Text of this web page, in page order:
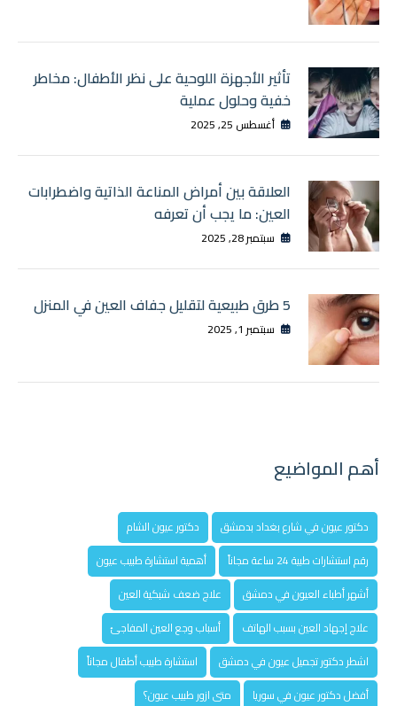
تأثير الأجهزة اللوحية على نظر الأطفال: مخاطر
خفية وحلول عملية
أغسطس 25, 2025
العلاقة بين أمراض المناعة الذاتية واضطرابات
العين: ما يجب أن تعرفه
سبتمبر 28, 2025
5 طرق طبيعية لتقليل جفاف العين في المنزل
سبتمبر 1, 2025
أهم المواضيع
دكتور عيون في شارع بغداد بدمشق
دكتور عيون الشام
رقم استشارات طبية 24 ساعة مجاناً
أهمية استشارة طبيب عيون
أشهر أطباء العيون في دمشق
علاج ضعف شبكية العين
علاج إجهاد العين بسبب الهاتف
أسباب وجع العين المفاجئ
اشطر دكتور تجميل عيون في دمشق
استشارة طبيب أطفال مجاناً
أفضل دكتور عيون في سوريا
متى ازور طبيب عيون؟